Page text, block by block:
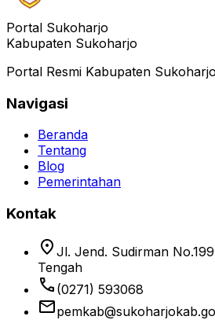
Portal Sukoharjo
Kabupaten Sukoharjo
Portal Resmi Kabupaten Sukoharjo
Navigasi
Beranda
Tentang
Blog
Pemerintahan
Kontak
location_on Jl. Jend. Sudirman
Tengah
phone (0271) 593068
email